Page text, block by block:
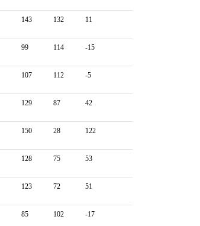
143 132 11
99 114 -15
107 112 -5
129 87 42
150 28 122
128 75 53
123 72 51
85 102 -17